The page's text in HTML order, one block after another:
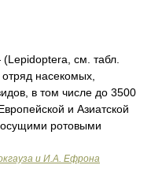
см. табл.
насекомых,
в том числе до 3500
и Азиатской
ротовыми
и И.А. Ефрона